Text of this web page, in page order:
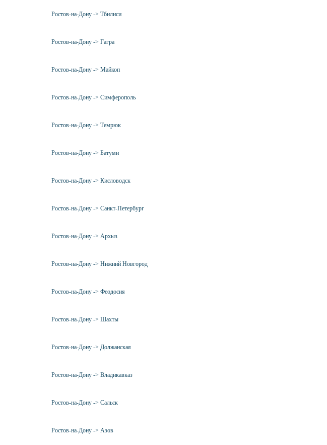
Ростов-на-Дону -> Тбилиси
Ростов-на-Дону -> Гагра
Ростов-на-Дону -> Майкоп
Ростов-на-Дону -> Симферополь
Ростов-на-Дону -> Темрюк
Ростов-на-Дону -> Батуми
Ростов-на-Дону -> Кисловодск
Ростов-на-Дону -> Санкт-Петербург
Ростов-на-Дону -> Архыз
Ростов-на-Дону -> Нижний Новгород
Ростов-на-Дону -> Феодосия
Ростов-на-Дону -> Шахты
Ростов-на-Дону -> Должанская
Ростов-на-Дону -> Владикавказ
Ростов-на-Дону -> Сальск
Ростов-на-Дону -> Азов